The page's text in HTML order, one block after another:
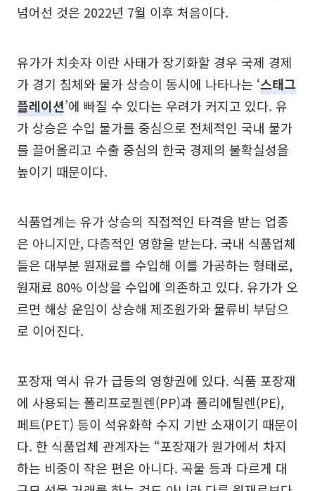
넘어선 것은 2022년 7월 이후 처음이다.
유가가 치솟자 이란 사태가 장기화할 경우 국제 경제
가 경기 침체와 물가 상승이 동시에 나타나는 ‘스태그
플레이션’에 빠질 수 있다는 우려가 커지고 있다. 유
가 상승은 수입 물가를 중심으로 전체적인 국내 물가
를 끌어올리고 수출 중심의 한국 경제의 불확실성을
높이기 때문이다.
식품업계는 유가 상승의 직접적인 타격을 받는 업종
은 아니지만, 다층적인 영향을 받는다. 국내 식품업체
들은 대부분 원재료를 수입해 이를 가공하는 형태로,
원재료 80% 이상을 수입에 의존하고 있다. 유가가 오
르면 해상 운임이 상승해 제조원가와 물류비 부담으
로 이어진다.
포장재 역시 유가 급등의 영향권에 있다. 식품 포장재
에 사용되는 폴리프로필렌(PP)과 폴리에틸렌(PE),
페트(PET) 등이 석유화학 수지 기반 소재이기 때문이
다. 한 식품업체 관계자는 “포장재가 원가에서 차지
하는 비중이 작은 편은 아니다. 곡물 등과 다르게 대